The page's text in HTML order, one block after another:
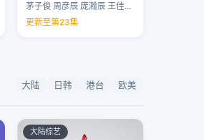
茅子俊 周彦辰 庞瀚辰 王佳宇 …
更新至第23集
大陆 日韩 港台 欧美
大陆综艺